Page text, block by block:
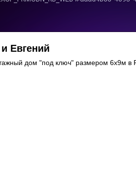
Евгений
дом "под ключ" размером 6х9м в